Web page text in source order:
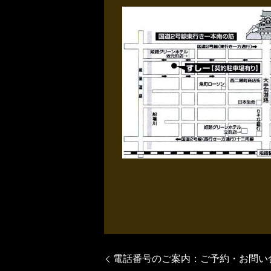
電話番号のご案内：ご予約・お問い